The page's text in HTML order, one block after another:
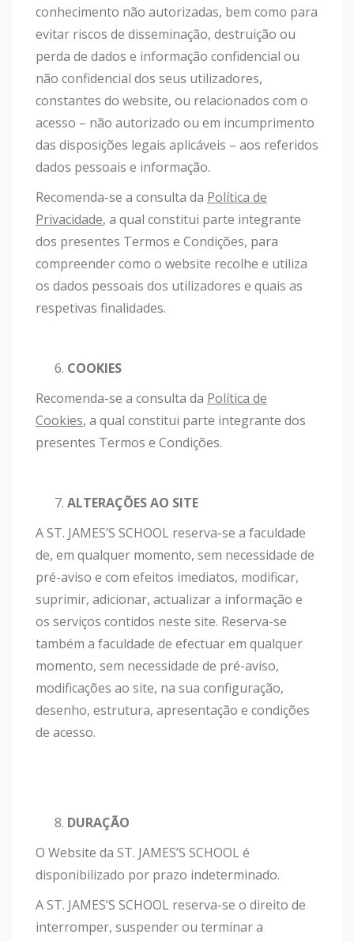
conhecimento não autorizadas, bem como para
evitar riscos de disseminação, destruição ou
perda de dados e informação confidencial ou
não confidencial dos seus utilizadores,
constantes do website, ou relacionados com o
acesso – não autorizado ou em incumprimento
das disposições legais aplicáveis – aos referidos
dados pessoais e informação.
Recomenda-se a consulta da Política de
Privacidade, a qual constitui parte integrante
dos presentes Termos e Condições, para
compreender como o website recolhe e utiliza
os dados pessoais dos utilizadores e quais as
respetivas finalidades.
COOKIES
Recomenda-se a consulta da Política de
Cookies, a qual constitui parte integrante dos
presentes Termos e Condições.
ALTERAÇÕES AO SITE
A ST. JAMES’S SCHOOL reserva-se a faculdade
de, em qualquer momento, sem necessidade de
pré-aviso e com efeitos imediatos, modificar,
suprimir, adicionar, actualizar a informação e
os serviços contidos neste site. Reserva-se
também a faculdade de efectuar em qualquer
momento, sem necessidade de pré-aviso,
modificações ao site, na sua configuração,
desenho, estrutura, apresentação e condições
de acesso.
DURAÇÃO
O Website da ST. JAMES’S SCHOOL é
disponibilizado por prazo indeterminado.
A ST. JAMES’S SCHOOL reserva-se o direito de
interromper, suspender ou terminar a